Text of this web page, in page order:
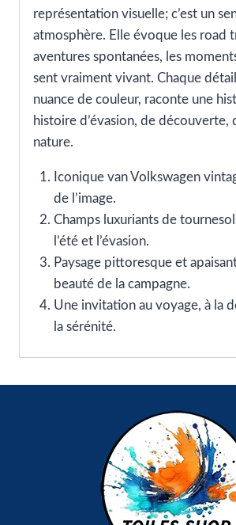
représentation visuelle; c’est un
atmosphère. Elle évoque les road
aventures spontanées, les
sent vraiment vivant. Chaque
nuance de couleur, raconte une
histoire d’évasion, de découverte,
nature.
Iconique van Volkswagen
de l’image.
Champs luxuriants de
l’été et l’évasion.
Paysage pittoresque et
beauté de la campagne.
Une invitation au voyage, à la
la sérénité.